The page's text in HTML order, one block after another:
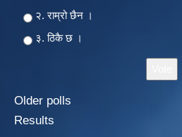
२‍‍. राम्रो छैन ।
३. ठिकै छ ।
Older polls
Results